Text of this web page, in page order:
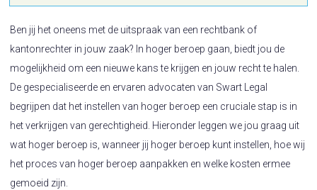
Ben jij het oneens met de uitspraak van een rechtbank of
kantonrechter in jouw zaak? In hoger beroep gaan, biedt jou de
mogelijkheid om een nieuwe kans te krijgen en jouw recht te halen.
De gespecialiseerde en ervaren advocaten van Swart Legal
begrijpen dat het instellen van hoger beroep een cruciale stap is in
het verkrijgen van gerechtigheid. Hieronder leggen we jou graag uit
wat hoger beroep is, wanneer jij hoger beroep kunt instellen, hoe wij
het proces van hoger beroep aanpakken en welke kosten ermee
gemoeid zijn.